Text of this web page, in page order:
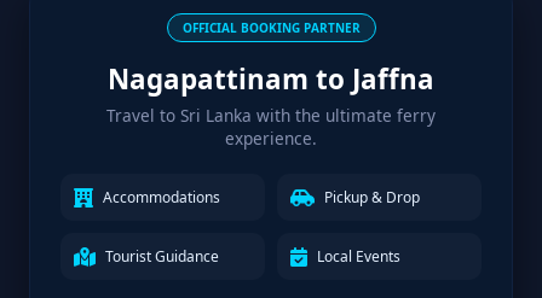
OFFICIAL BOOKING PARTNER
Nagapattinam to Jaffna
Travel to Sri Lanka with the ultimate ferry
experience.
Accommodations Pickup & Drop
Tourist Guidance Local Events